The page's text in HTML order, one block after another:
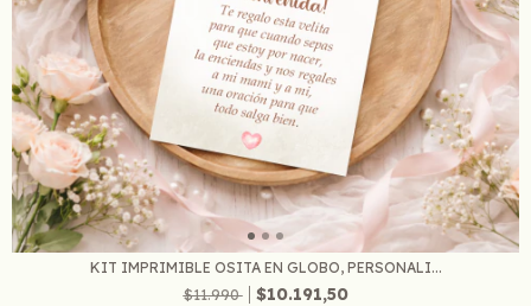
KIT IMPRIMIBLE OSITA EN GLOBO, PERSONALI...
$11.990
$10.191,50